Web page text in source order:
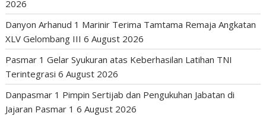
2026
Danyon Arhanud 1 Marinir Terima Tamtama Remaja Angkatan
XLV Gelombang III 6 August 2026
Pasmar 1 Gelar Syukuran atas Keberhasilan Latihan TNI
Terintegrasi 6 August 2026
Danpasmar 1 Pimpin Sertijab dan Pengukuhan Jabatan di
Jajaran Pasmar 1 6 August 2026